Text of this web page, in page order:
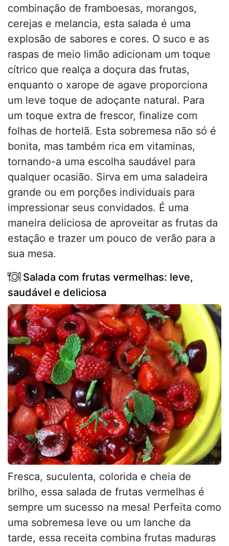
combinação de framboesas, morangos,
cerejas e melancia, esta salada é uma
explosão de sabores e cores. O suco e as
raspas de meio limão adicionam um toque
cítrico que realça a doçura das frutas,
enquanto o xarope de agave proporciona
um leve toque de adoçante natural. Para
um toque extra de frescor, finalize com
folhas de hortelã. Esta sobremesa não só é
bonita, mas também rica em vitaminas,
tornando-a uma escolha saudável para
qualquer ocasião. Sirva em uma saladeira
grande ou em porções individuais para
impressionar seus convidados. É uma
maneira deliciosa de aproveitar as frutas da
estação e trazer um pouco de verão para a
sua mesa.
Salada com frutas vermelhas: leve,
saudável e deliciosa
Fresca, suculenta, colorida e cheia de
brilho, essa salada de frutas vermelhas é
sempre um sucesso na mesa! Perfeita como
uma sobremesa leve ou um lanche da
tarde, essa receita combina frutas maduras